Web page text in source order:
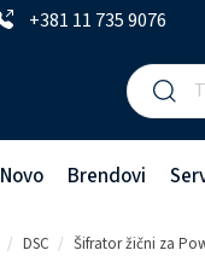
+381 11 735 9076
Novo Brendovi
DSC Šifrator žični za